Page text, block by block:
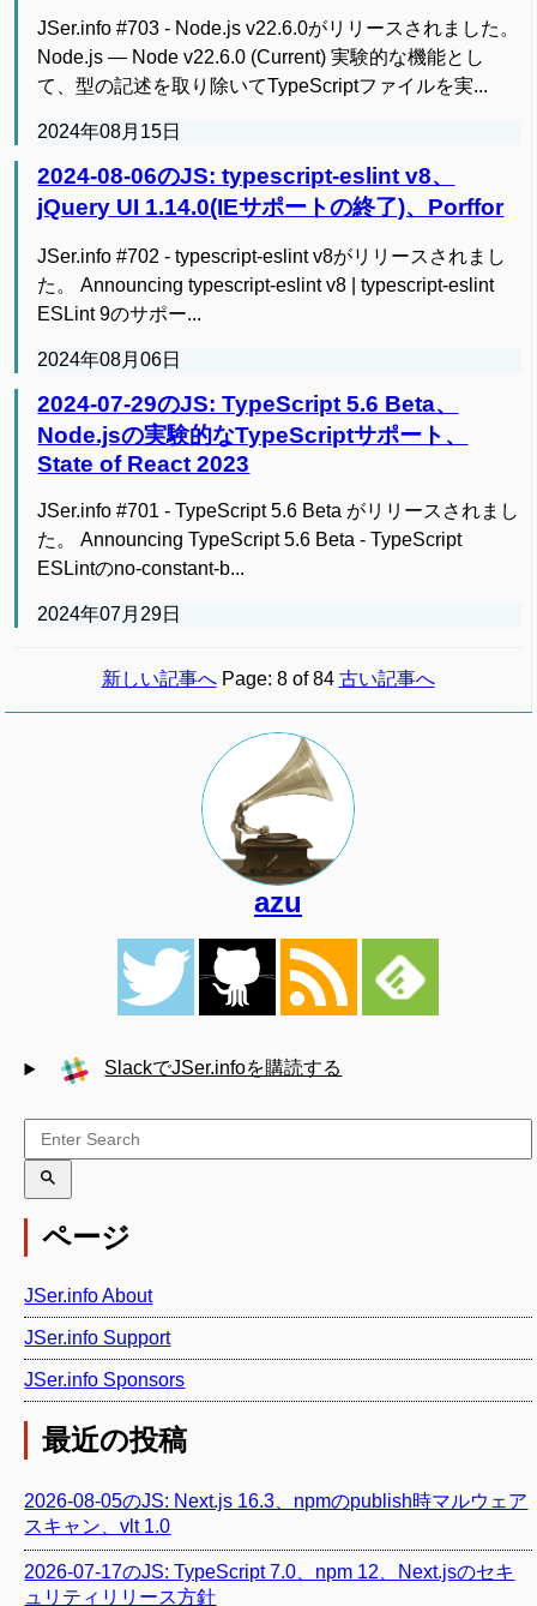
JSer.info #703 - Node.js v22.6.0がリリースされました。
Node.js — Node v22.6.0 (Current) 実験的な機能とし
て、型の記述を取り除いてTypeScriptファイルを実...
2024年08月15日
2024-08-06のJS: typescript-eslint v8、
jQuery UI 1.14.0(IEサポートの終了)、Porffor
JSer.info #702 - typescript-eslint v8がリリースされまし
た。 Announcing typescript-eslint v8 | typescript-eslint
ESLint 9のサポー...
2024年08月06日
2024-07-29のJS: TypeScript 5.6 Beta、
Node.jsの実験的なTypeScriptサポート、
State of React 2023
JSer.info #701 - TypeScript 5.6 Beta がリリースされまし
た。 Announcing TypeScript 5.6 Beta - TypeScript
ESLintのno-constant-b...
2024年07月29日
新しい記事へ Page: 8 of 84 古い記事へ
azu
SlackでJSer.infoを購読する
ページ
JSer.info About
JSer.info Support
JSer.info Sponsors
最近の投稿
2026-08-05のJS: Next.js 16.3、npmのpublish時マルウェア
スキャン、vlt 1.0
2026-07-17のJS: TypeScript 7.0、npm 12、Next.jsのセキ
ュリティリリース方針